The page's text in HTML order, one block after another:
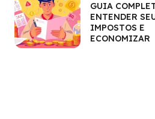
GUIA
ENTENDER
IMPOSTOS E
ECONOMIZAR